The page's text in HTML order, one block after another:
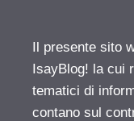
Il presente sito
IsayBlog! la cui
tematici di
contano sul